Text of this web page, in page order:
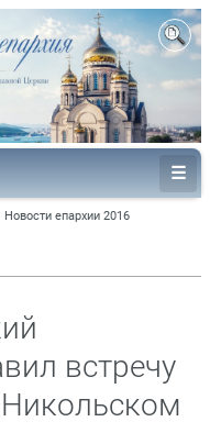
Новости епархии 2016
встречу